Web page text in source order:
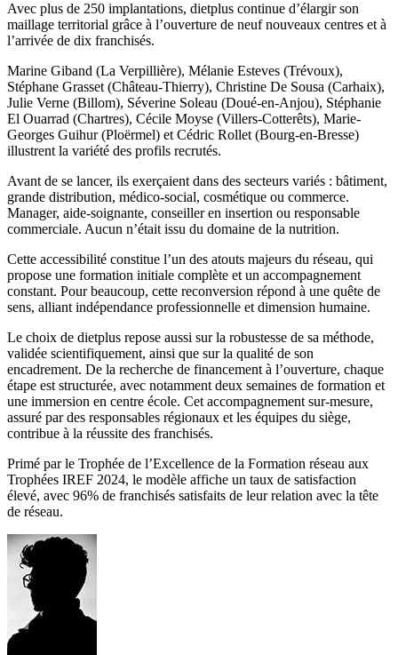
Avec plus de 250 implantations, dietplus continue d’élargir son
maillage territorial grâce à l’ouverture de neuf nouveaux centres et à
l’arrivée de dix franchisés.
Marine Giband (La Verpillière), Mélanie Esteves (Trévoux),
Stéphane Grasset (Château-Thierry), Christine De Sousa (Carhaix),
Julie Verne (Billom), Séverine Soleau (Doué-en-Anjou), Stéphanie
El Ouarrad (Chartres), Cécile Moyse (Villers-Cotterêts), Marie-
Georges Guihur (Ploërmel) et Cédric Rollet (Bourg-en-Bresse)
illustrent la variété des profils recrutés.
Avant de se lancer, ils exerçaient dans des secteurs variés : bâtiment,
grande distribution, médico-social, cosmétique ou commerce.
Manager, aide-soignante, conseiller en insertion ou responsable
commerciale. Aucun n’était issu du domaine de la nutrition.
Cette accessibilité constitue l’un des atouts majeurs du réseau, qui
propose une formation initiale complète et un accompagnement
constant. Pour beaucoup, cette reconversion répond à une quête de
sens, alliant indépendance professionnelle et dimension humaine.
Le choix de dietplus repose aussi sur la robustesse de sa méthode,
validée scientifiquement, ainsi que sur la qualité de son
encadrement. De la recherche de financement à l’ouverture, chaque
étape est structurée, avec notamment deux semaines de formation et
une immersion en centre école. Cet accompagnement sur-mesure,
assuré par des responsables régionaux et les équipes du siège,
contribue à la réussite des franchisés.
Primé par le Trophée de l’Excellence de la Formation réseau aux
Trophées IREF 2024, le modèle affiche un taux de satisfaction
élevé, avec 96% de franchisés satisfaits de leur relation avec la tête
de réseau.